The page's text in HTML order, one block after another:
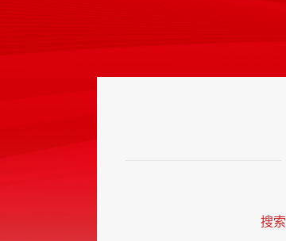
搜